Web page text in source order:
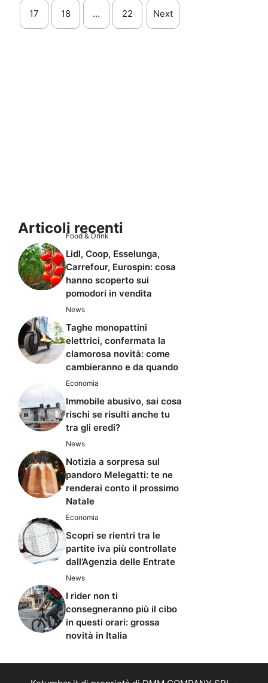
17 18 … 22 Next
Articoli recenti
Food & Drink
Lidl, Coop, Esselunga,
Carrefour, Eurospin: cosa
hanno scoperto sui
pomodori in vendita
News
Taghe monopattini
elettrici, confermata la
clamorosa novità: come
cambieranno e da quando
Economia
Immobile abusivo, sai cosa
rischi se risulti anche tu
tra gli eredi?
News
Notizia a sorpresa sul
pandoro Melegatti: te ne
renderai conto il prossimo
Natale
Economia
Scopri se rientri tra le
partite iva più controllate
dall’Agenzia delle Entrate
News
I rider non ti
consegneranno più il cibo
in questi orari: grossa
novità in Italia